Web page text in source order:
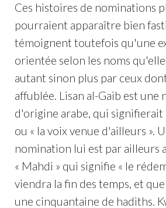
Ces histoires de nominations
pourraient apparaître bien
témoignent toutefois qu'une
orientée selon les noms
autant sinon plus par ceux
affublée. Lisan al-Gaib est une
d'origine arabe, qui signifierait
ou « la voix venue d'ailleurs ».
nomination lui est par ailleurs
« Mahdi » qui signifie « le
viendra la fin des temps, et
une cinquantaine de hadiths.